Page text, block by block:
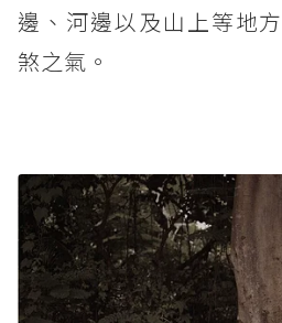
邊、河邊以及山上等地
煞之氣。